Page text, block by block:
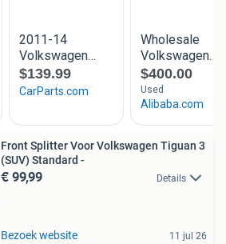
Front Splitter Voor Volkswagen Tiguan 3
(SUV) Standard -
€ 99,99 Details
Bezoek website 11 jul 26